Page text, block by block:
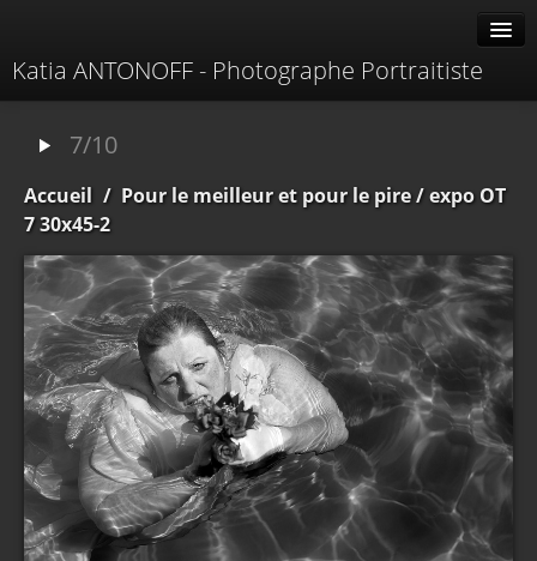
Katia ANTONOFF - Photographe Portraitiste
À propos
Contacter
7/10
Accueil / Pour le meilleur et pour le pire/ expo OT
7 30x45-2